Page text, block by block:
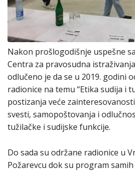
Nakon prošlogodišnje uspešne
Centra za pravosudna
odlučeno je da se u 2019. godini
radionice na temu “Etika sudija i
postizanja veće
svesti, samopoštovanja i
tužilačke i sudijske funkcije.
Do sada su održane radionice u
Požarevcu dok su program